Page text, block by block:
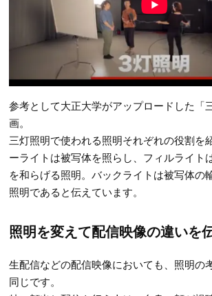
参考として大正大学がアップロードした「
画。
三灯照明で使われる照明それぞれの役割を
ーライトは被写体を照らし、フィルライト
を和らげる照明。バックライトは被写体の
照明であると伝えています。
照明を変えて配信映像の違いを
生配信などの配信映像においても、照明の
同じです。